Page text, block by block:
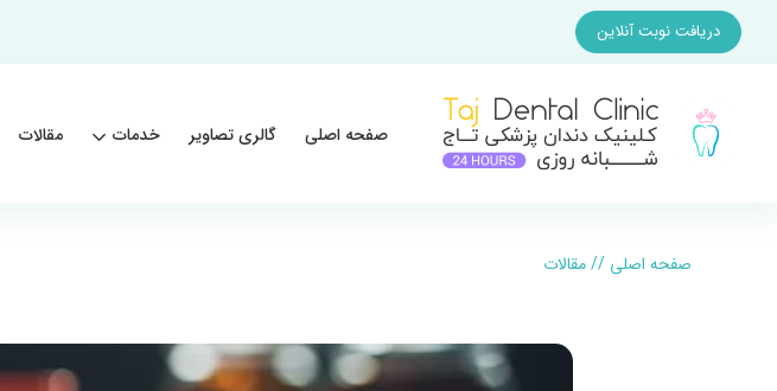
دریافت نوبت آنلاین
صفحه اصلی گالری تصاویر خدمات مقالات
صفحه اصلی //مقالات